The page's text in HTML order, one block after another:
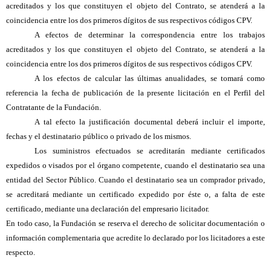
acreditados y los que constituyen el objeto del Contrato, se atenderá a la
coincidencia entre los dos primeros dígitos de sus respectivos códigos CPV.
A efectos de determinar la correspondencia entre los trabajos
acreditados y los que constituyen el objeto del Contrato, se atenderá a la
coincidencia entre los dos primeros dígitos de sus respectivos códigos CPV.
A los efectos de calcular las últimas anualidades, se tomará como
referencia la fecha de publicación de la presente licitación en el Perfil del
Contratante de la Fundación.
A tal efecto la justificación documental deberá incluir el importe,
fechas y el destinatario público o privado de los mismos.
Los suministros efectuados se acreditarán mediante certificados
expedidos o visados por el órgano competente, cuando el destinatario sea una
entidad del Sector Público. Cuando el destinatario sea un comprador privado,
se acreditará mediante un certificado expedido por éste o, a falta de este
certificado, mediante una declaración del empresario licitador.
En todo caso, la Fundación se reserva el derecho de solicitar documentación o
información complementaria que acredite lo declarado por los licitadores a este
respecto.